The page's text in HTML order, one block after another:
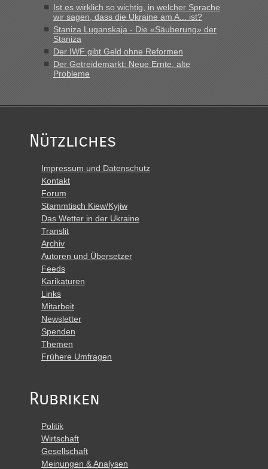
„Derzeit, ist es überall sehr voll an den Grenzen Ukraine/
Polen. Zb. Krakovets 100 PKW ca. 10 h Wartezeit. Wollen
Montag rüber, versuchen es sehr früh.“
Ist es wirklich so wichtig, in welcher Sprache
wir sagen, dass die Ukraine am A... ist?
Staniza Luganskaja - Die «Säuberung» der
Staniza
Der IWF gibt Geld ohne Reformen
Der Getreidemarkt: Neue Ernte, alte
Probleme
Nützliches
Impressum und Datenschutz
Kontakt
Forum
Stammtisch Kiew/Kyjiw
Das Wetter in der Ukraine
Translit
Archiv
Autoren und Übersetzer
Feeds
Karikaturen
Links
Mitarbeit
Newsletter
Spenden
Themen
Frühere Umfragen
Rubriken
Politik
Wirtschaft
Gesellschaft
Meinungen & Analysen